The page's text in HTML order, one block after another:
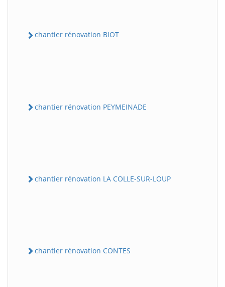
chantier rénovation BIOT
chantier rénovation PEYMEINADE
chantier rénovation LA COLLE-SUR-LOUP
chantier rénovation CONTES